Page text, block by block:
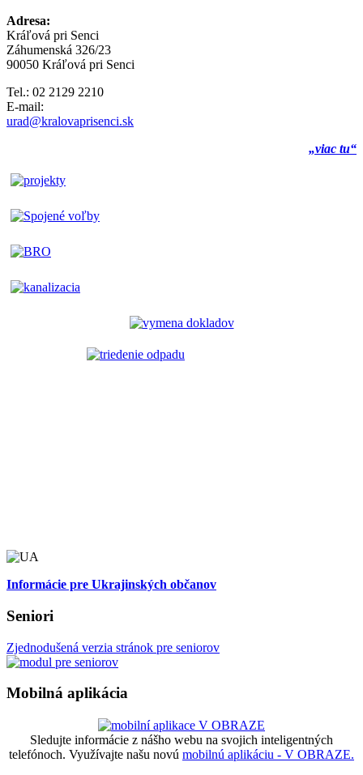
Adresa:
Kráľová pri Senci
Záhumenská 326/23
90050 Kráľová pri Senci
Tel.: 02 2129 2210
E-mail:
urad@kralovaprisenci.sk
„viac tu“
Informácie pre Ukrajinských občanov
Seniori
Zjednodušená verzia stránok pre seniorov
Mobilná aplikácia
Sledujte informácie z nášho webu na svojich inteligentných
telefónoch. Využívajte našu novú mobilnú aplikáciu - V OBRAZE.